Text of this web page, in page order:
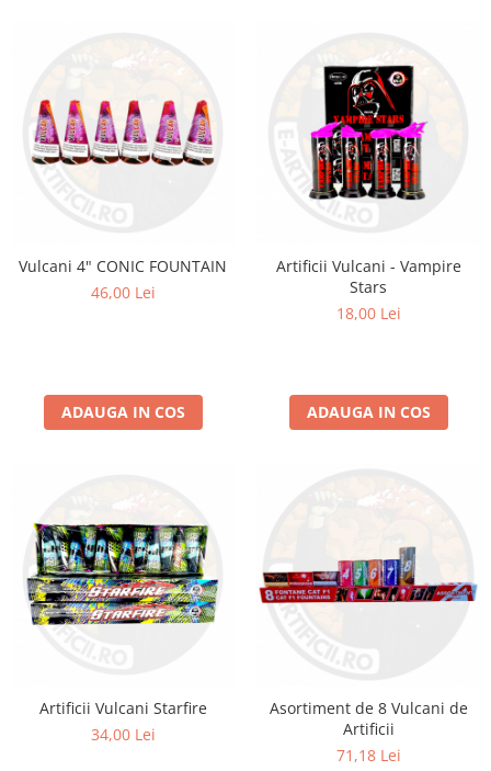
Vulcani 4" CONIC FOUNTAIN
46,00 Lei
ADAUGA IN COS
Artificii Vulcani - Vampire
Stars
18,00 Lei
ADAUGA IN COS
Artificii Vulcani Starfire
34,00 Lei
Asortiment de 8 Vulcani de
Artificii
71,18 Lei